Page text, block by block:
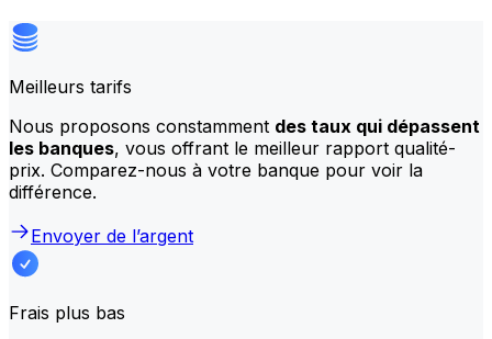
Meilleurs tarifs
Nous proposons constamment des taux qui dépassent
les banques, vous offrant le meilleur rapport qualité-
prix. Comparez-nous à votre banque pour voir la
différence.
Envoyer de l’argent
Frais plus bas